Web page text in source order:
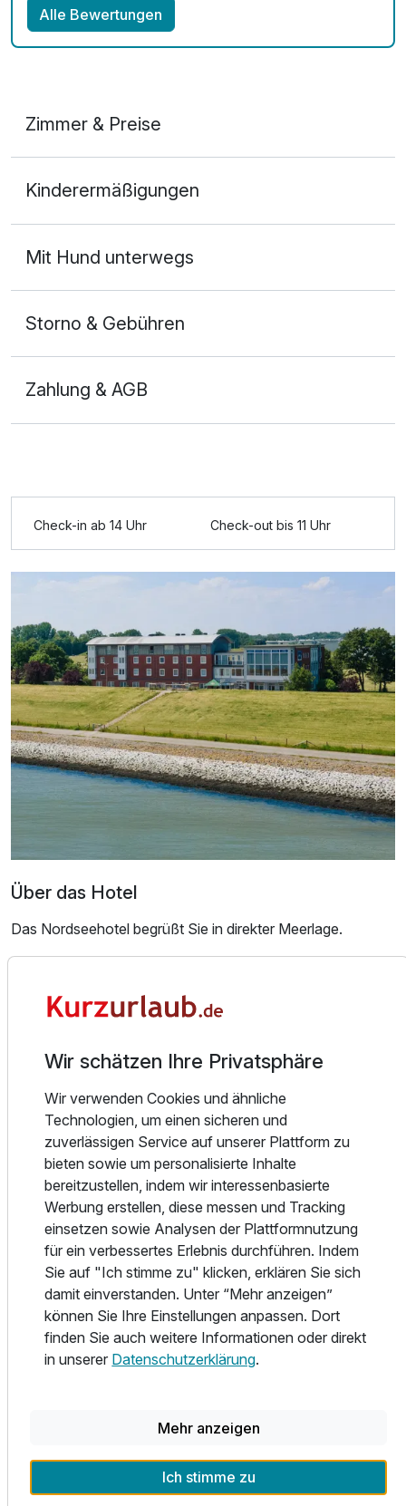
Alle Bewertungen
Zimmer & Preise
2 Erwachsene und 1 Kind
Ausstattung
Zusatznächte
p.P. ab 131,00 €
Doppelzimmer Seeseite
Ausstattung
Kinderermäßigungen
Mit Hund unterwegs
Storno & Gebühren
Zahlung & AGB
Check-in ab 14 Uhr Check-out bis 11 Uhr
Über das Hotel
Das Nordseehotel begrüßt Sie in direkter Meerlage.
Nordseeluft um die Nase. Noch schnell ein kurzer Blick
über den Deich bevor Sie unser herzliches Personal
Alle wichtigen Informationen bekommen? Dann schnell auf
natürlich ein Flachbild-TV, ein eigenes Badezimmer mit
Haartrockner, sowie kostenfreies W-Lan zur Verfügung.
Von einem Großteil unserer Zimmer genießen Sie den
direkten Blick auf die Nordsee.
Am Abend verwöhnt Sie das Team vom Panorama
Restaurant mit kulinarischen Genüssen aus dem Bereich
Fisch und Fleisch, bevor Sie sich nach einem
Schlummertrunk an der hoteleigenen Bar in Ihr gemütliches
Bett legen.
Frühaufsteher? Kein Problem! Bei uns können Sie schon
unter der Woche ab 6.00 Uhr und am Wochenende ab
7.00 Uhr ein reichhaltiges Frühstücksbuffet genießen. Was
Ausflüge in die Region. Wilhelmshaven mit seinen
Sehenswürdigkeiten wie dem Wattenmeerhaus oder dem
Wir schätzen Ihre Privatsphäre
Wir verwenden Cookies und ähnliche
Technologien, um einen sicheren und
zuverlässigen Service auf unserer Plattform zu
bieten sowie um personalisierte Inhalte
bereitzustellen, indem wir interessenbasierte
Werbung erstellen, diese messen und Tracking
einsetzen sowie Analysen der Plattformnutzung
für ein verbessertes Erlebnis durchführen. Indem
Sie auf "Ich stimme zu" klicken, erklären Sie sich
damit einverstanden. Unter “Mehr anzeigen”
können Sie Ihre Einstellungen anpassen. Dort
finden Sie auch weitere Informationen oder direkt
in unserer Datenschutzerklärung.
Mehr anzeigen
Ich stimme zu